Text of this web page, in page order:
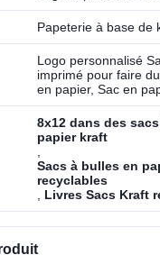
Papeterie à base de
Logo personnalisé
imprimé pour faire
en papier, Sac en
8x12 dans des
papier kraft
Sacs à bulles en
recyclables
Livres Sacs Kraft